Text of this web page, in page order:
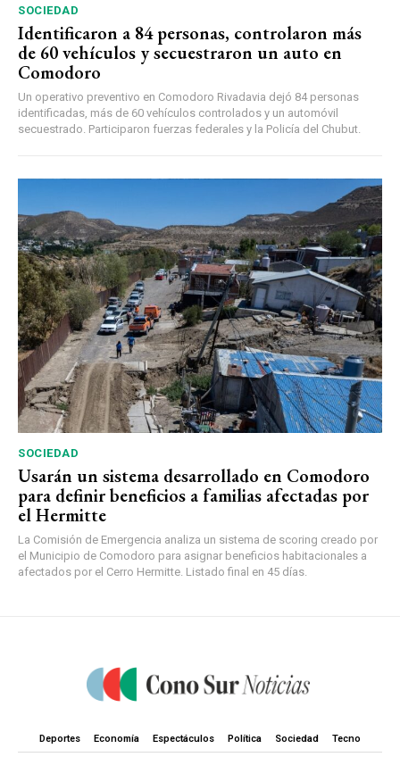
SOCIEDAD
Identificaron a 84 personas, controlaron más
de 60 vehículos y secuestraron un auto en
Comodoro
Un operativo preventivo en Comodoro Rivadavia dejó 84 personas
identificadas, más de 60 vehículos controlados y un automóvil
secuestrado. Participaron fuerzas federales y la Policía del Chubut.
SOCIEDAD
Usarán un sistema desarrollado en Comodoro
para definir beneficios a familias afectadas por
el Hermitte
La Comisión de Emergencia analiza un sistema de scoring creado por
el Municipio de Comodoro para asignar beneficios habitacionales a
afectados por el Cerro Hermitte. Listado final en 45 días.
Deportes Economía Espectáculos Política Sociedad Tecno